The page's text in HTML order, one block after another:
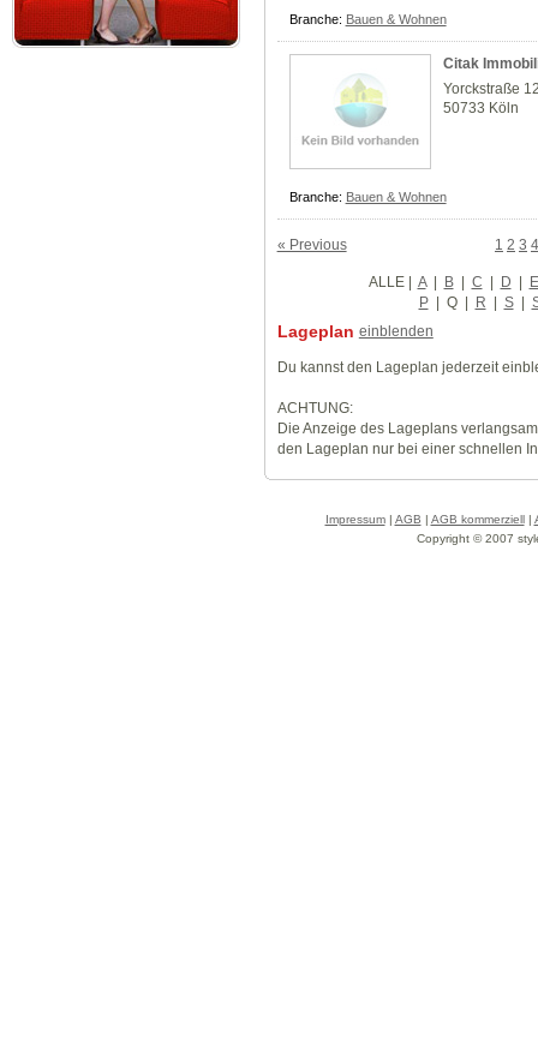
Branche: Bauen & Wohnen
Citak
Yorckstraße
50733 Köln
Branche: Bauen & Wohnen
« Previous 1 2 3 4
ALLE| A | B | C | D | E
P | Q | R | S |
Lageplan einblenden
Du kannst den Lageplan jederzeit
ACHTUNG:
Die Anzeige des Lageplans
den Lageplan nur bei einer schnellen
Impressum| AGB | AGB kommerziell|
Copyright © 2007